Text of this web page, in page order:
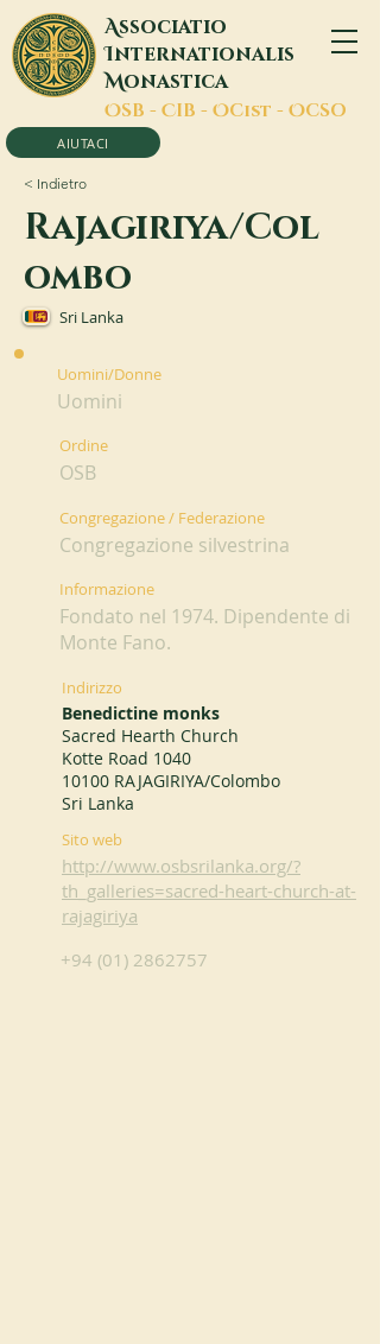
Associatio
Internationalis
Monastica
OSB - CIB - OCist - OCSO
AIUTACI
< Indietro
Rajagiriya/Col
ombo
Sri Lanka
Uomini/Donne
Uomini
Ordine
OSB
Congregazione / Federazione
Congregazione silvestrina
Informazione
Fondato nel 1974. Dipendente di
Monte Fano.
Indirizzo
Benedictine monks
Sacred Hearth Church
Kotte Road 1040
10100 RAJAGIRIYA/Colombo
Sri Lanka
Sito web
http://www.osbsrilanka.org/?
th_galleries=sacred-heart-church-at-
rajagiriya
+94 (01) 2862757